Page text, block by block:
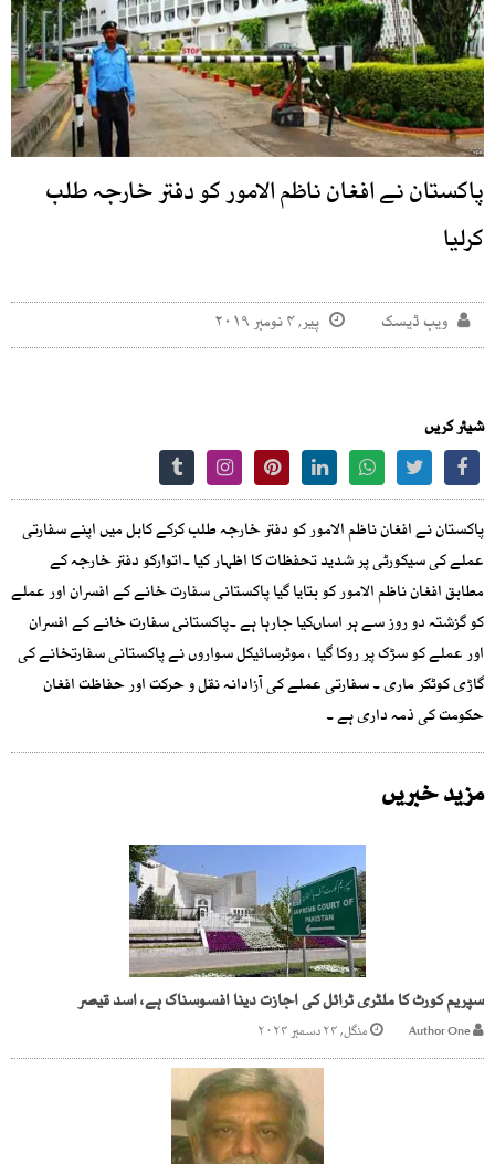
پاکستان نے افغان ناظم الامور کو دفتر خارجہ طلب
کرلیا
ویب ڈیسک پیر, ۴ نومبر ۲۰۱۹
شیئر کریں
پاکستان نے افغان ناظم الامور کو دفتر خارجہ طلب کرکے کابل میں اپنے سفارتی
عملے کی سیکورٹی پر شدید تحفظات کا اظہار کیا ۔اتوارکو دفتر خارجہ کے
مطابق افغان ناظم الامور کو بتایا گیا پاکستانی سفارت خانے کے افسران اور عملے
کو گزشتہ دو روز سے ہر اساںکیا جارہا ہے ۔پاکستانی سفارت خانے کے افسران
اور عملے کو سڑک پر روکا گیا ، موٹرسائیکل سواروں نے پاکستانی سفارتخانے کی
گاڑی کوٹکر ماری ۔ سفارتی عملے کی آزادانہ نقل و حرکت اور حفاظت افغان
حکومت کی ذمہ داری ہے ۔
مزید خبریں
سپریم کورٹ کا ملٹری ٹرائل کی اجازت دینا افسوسناک ہے، اسد قیصر
منگل, ۲۴ دسمبر ۲۰۲۴